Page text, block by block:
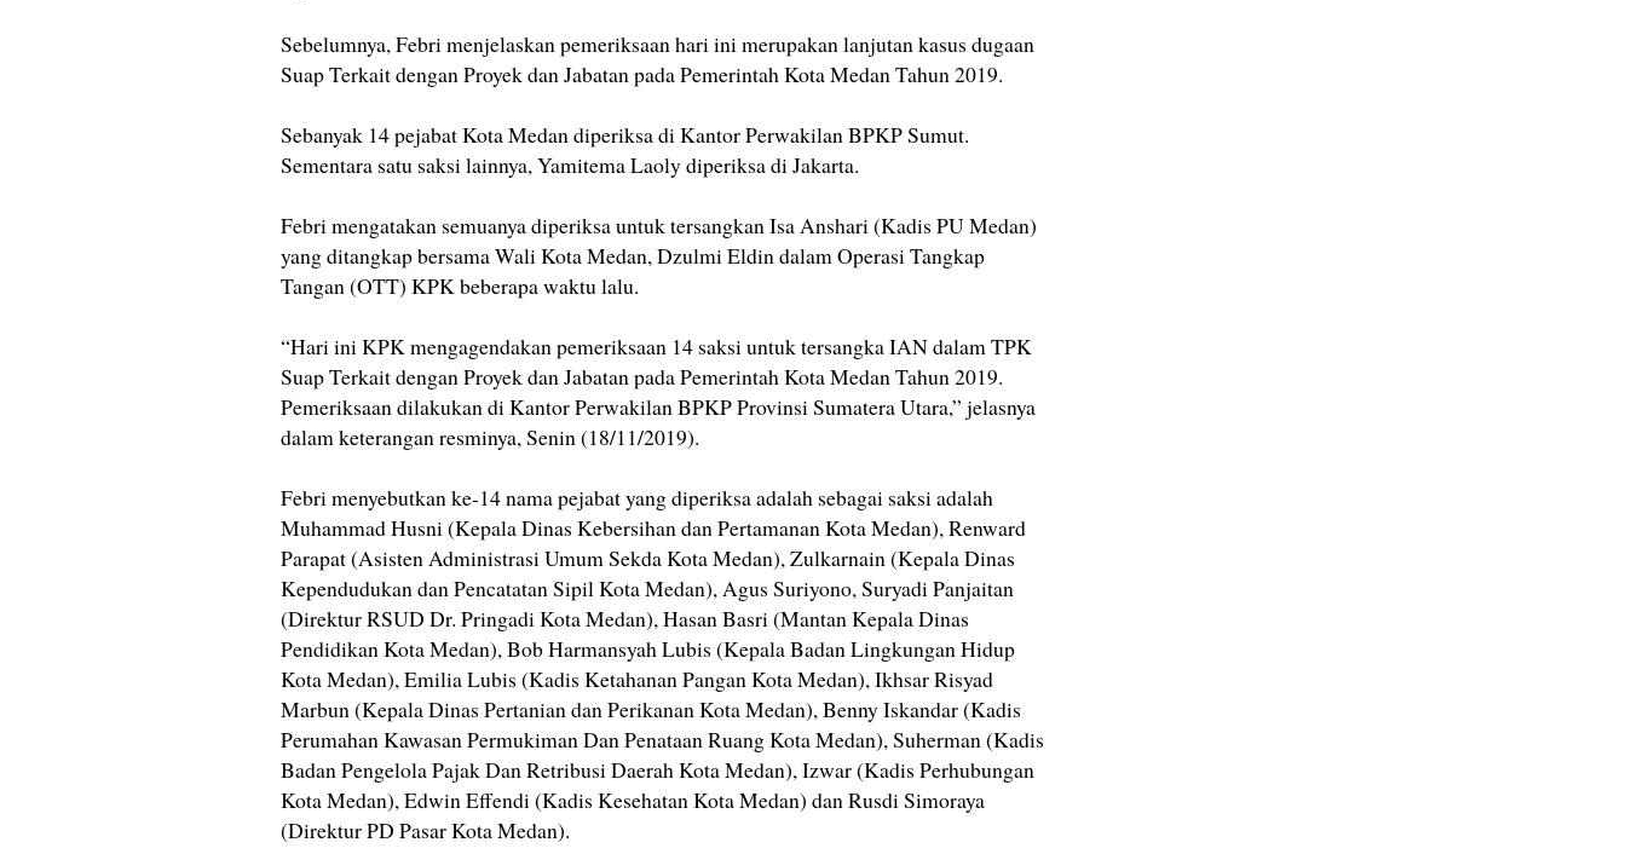
Sebelumnya, Febri menjelaskan pemeriksaan hari ini merupakan lanjutan kasus dugaan
Suap Terkait dengan Proyek dan Jabatan pada Pemerintah Kota Medan Tahun 2019.
Sebanyak 14 pejabat Kota Medan diperiksa di Kantor Perwakilan BPKP Sumut.
Sementara satu saksi lainnya, Yamitema Laoly diperiksa di Jakarta.
Febri mengatakan semuanya diperiksa untuk tersangkan Isa Anshari (Kadis PU Medan)
yang ditangkap bersama Wali Kota Medan, Dzulmi Eldin dalam Operasi Tangkap
Tangan (OTT) KPK beberapa waktu lalu.
“Hari ini KPK mengagendakan pemeriksaan 14 saksi untuk tersangka IAN dalam TPK
Suap Terkait dengan Proyek dan Jabatan pada Pemerintah Kota Medan Tahun 2019.
Pemeriksaan dilakukan di Kantor Perwakilan BPKP Provinsi Sumatera Utara,” jelasnya
dalam keterangan resminya, Senin (18/11/2019).
Febri menyebutkan ke-14 nama pejabat yang diperiksa adalah sebagai saksi adalah
Muhammad Husni (Kepala Dinas Kebersihan dan Pertamanan Kota Medan), Renward
Parapat (Asisten Administrasi Umum Sekda Kota Medan), Zulkarnain (Kepala Dinas
Kependudukan dan Pencatatan Sipil Kota Medan), Agus Suriyono, Suryadi Panjaitan
(Direktur RSUD Dr. Pringadi Kota Medan), Hasan Basri (Mantan Kepala Dinas
Pendidikan Kota Medan), Bob Harmansyah Lubis (Kepala Badan Lingkungan Hidup
Kota Medan), Emilia Lubis (Kadis Ketahanan Pangan Kota Medan), Ikhsar Risyad
Marbun (Kepala Dinas Pertanian dan Perikanan Kota Medan), Benny Iskandar (Kadis
Perumahan Kawasan Permukiman Dan Penataan Ruang Kota Medan), Suherman (Kadis
Badan Pengelola Pajak Dan Retribusi Daerah Kota Medan), Izwar (Kadis Perhubungan
Kota Medan), Edwin Effendi (Kadis Kesehatan Kota Medan) dan Rusdi Simoraya
(Direktur PD Pasar Kota Medan).